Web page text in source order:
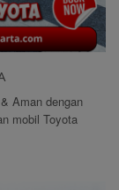
Aman dengan
mobil Toyota